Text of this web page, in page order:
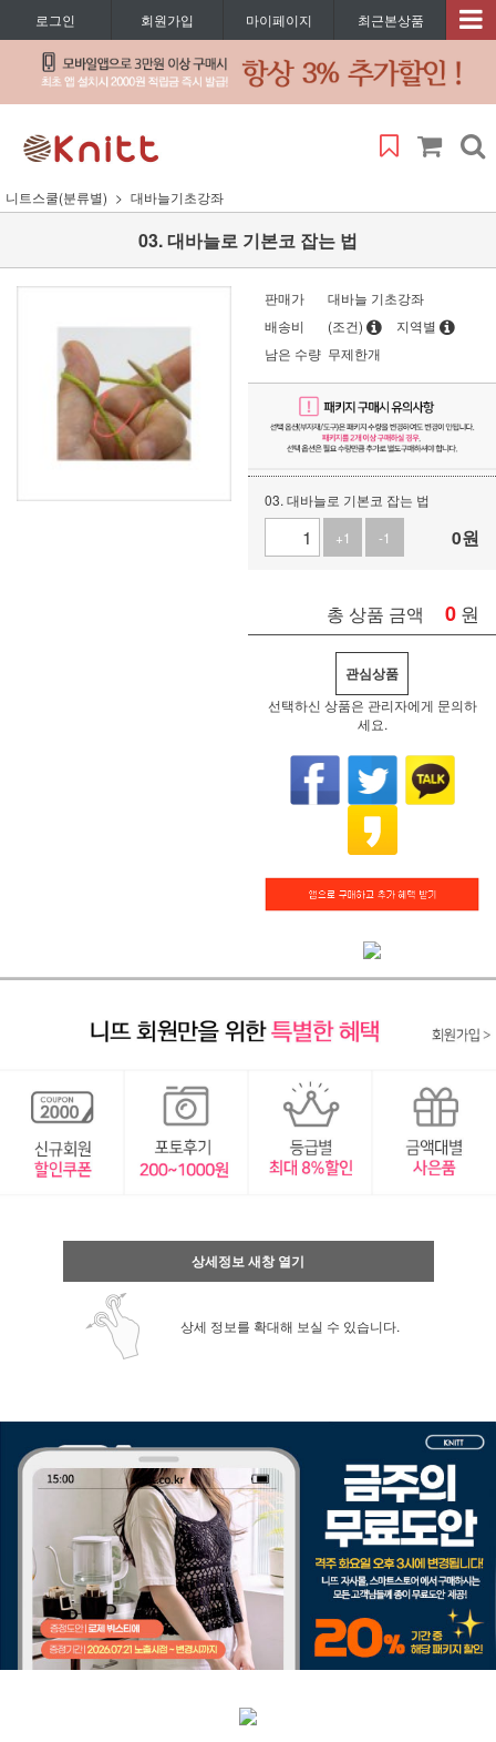
로그인 회원가입 마이페이지 최근본상품
니트스쿨(분류별) 대바늘기초강좌
03. 대바늘로 기본코 잡는 법
판매가
대바늘 기초강좌
배송비
(조건)
지역별
남은 수량 무제한개
03. 대바늘로 기본코 잡는 법
+1
-1 0원
총 상품 금액 0 원
관심상품
선택하신 상품은 관리자에게 문의하
세요.
상세정보 새창 열기
상세 정보를 확대해 보실 수 있습니다.